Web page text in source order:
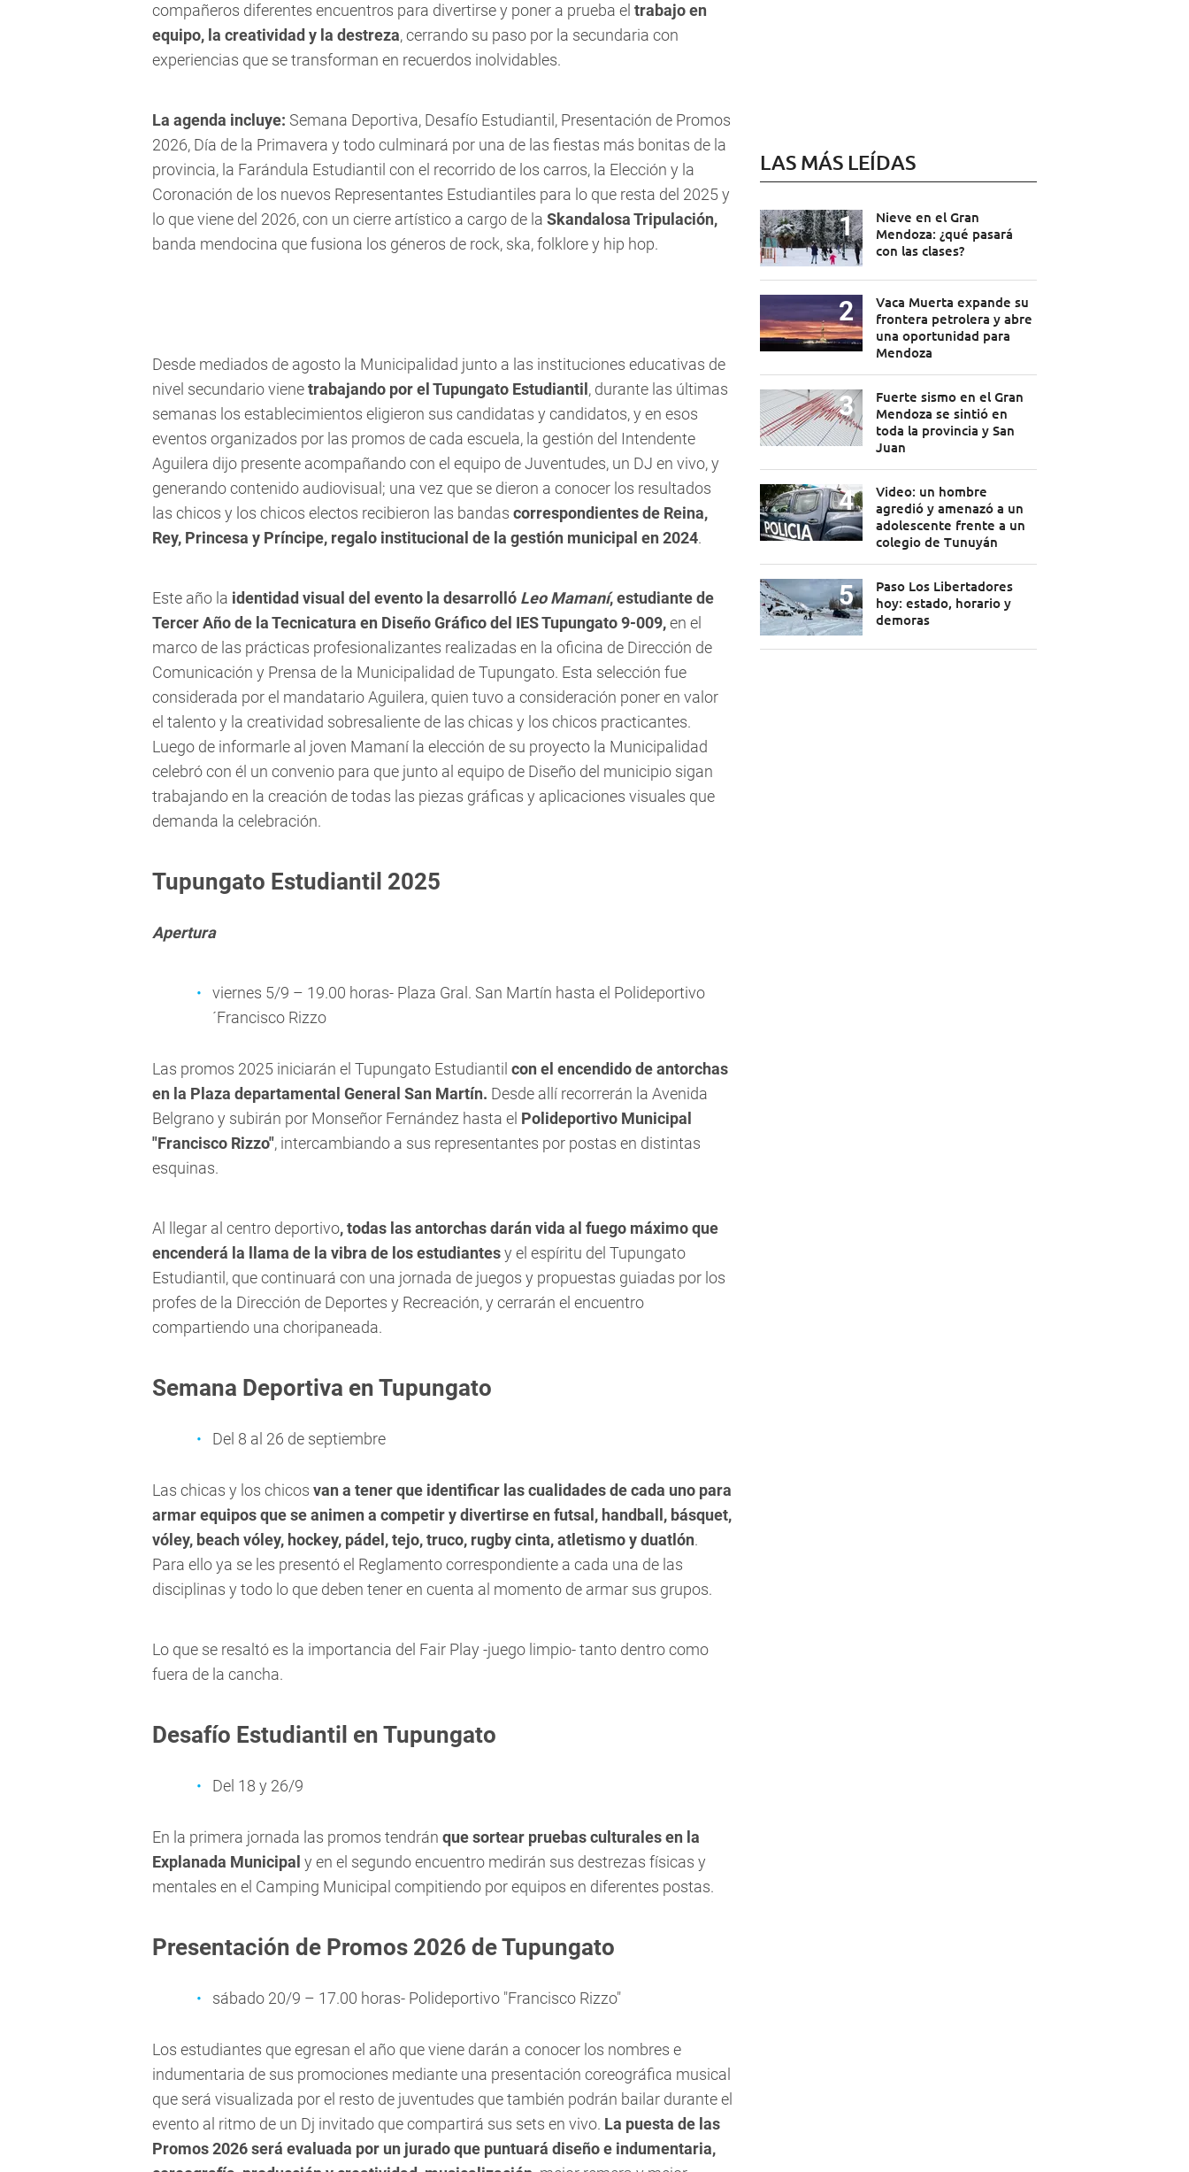
compañeros diferentes encuentros para divertirse y poner a prueba el trabajo en
equipo, la creatividad y la destreza, cerrando su paso por la secundaria con
experiencias que se transforman en recuerdos inolvidables.
La agenda incluye: Semana Deportiva, Desafío Estudiantil, Presentación de Promos
2026, Día de la Primavera y todo culminará por una de las fiestas más bonitas de la
provincia, la Farándula Estudiantil con el recorrido de los carros, la Elección y la
Coronación de los nuevos Representantes Estudiantiles para lo que resta del 2025 y
lo que viene del 2026, con un cierre artístico a cargo de la Skandalosa Tripulación,
banda mendocina que fusiona los géneros de rock, ska, folklore y hip hop.
Desde mediados de agosto la Municipalidad junto a las instituciones educativas de
nivel secundario vienetrabajando por el Tupungato Estudiantil , durante las últimas
semanas los establecimientos eligieron sus candidatas y candidatos, y en esos
eventos organizados por las promos de cada escuela, la gestión del Intendente
Aguilera dijo presente acompañando con el equipo de Juventudes, un DJ en vivo, y
generando contenido audiovisual; una vez que se dieron a conocer los resultados
las chicos y los chicos electos recibieron las bandas correspondientes de Reina,
Rey, Princesa y Príncipe, regalo institucional de la gestión municipal en 2024.
Este año la identidad visual del evento la desarrolló Leo Mamaní, estudiante de
Tercer Año de la Tecnicatura en Diseño Gráfico del IES Tupungato 9-009,en el
marco de las prácticas profesionalizantes realizadas en la oficina de Dirección de
Comunicación y Prensa de la Municipalidad de Tupungato. Esta selección fue
considerada por el mandatario Aguilera, quien tuvo a consideración poner en valor
el talento y la creatividad sobresaliente de las chicas y los chicos practicantes.
Luego de informarle al joven Mamaní la elección de su proyecto la Municipalidad
celebró con él un convenio para que junto al equipo de Diseño del municipio sigan
trabajando en la creación de todas las piezas gráficas y aplicaciones visuales que
demanda la celebración.
Tupungato Estudiantil 2025
Apertura
viernes 5/9 – 19.00 horas- Plaza Gral. San Martín hasta el Polideportivo
´Francisco Rizzo
Las promos 2025 iniciarán el Tupungato Estudiantil con el encendido de antorchas
en la Plaza departamental General San Martín. Desde allí recorrerán la Avenida
Belgrano y subirán por Monseñor Fernández hasta el Polideportivo Municipal
"Francisco Rizzo", intercambiando a sus representantes por postas en distintas
esquinas.
Al llegar al centro deportivo, todas las antorchas darán vida al fuego máximo que
encenderá la llama de la vibra de los estudiantesy el espíritu del Tupungato
Estudiantil, que continuará con una jornada de juegos y propuestas guiadas por los
profes de la Dirección de Deportes y Recreación, y cerrarán el encuentro
compartiendo una choripaneada.
Semana Deportiva en Tupungato
Del 8 al 26 de septiembre
Las chicas y los chicos van a tener que identificar las cualidades de cada uno para
armar equipos que se animen a competir y divertirse en futsal, handball, básquet,
vóley, beach vóley, hockey, pádel, tejo, truco, rugby cinta, atletismo y duatlón.
Para ello ya se les presentó el Reglamento correspondiente a cada una de las
disciplinas y todo lo que deben tener en cuenta al momento de armar sus grupos.
Lo que se resaltó es la importancia del Fair Play -juego limpio- tanto dentro como
fuera de la cancha.
Desafío Estudiantil en Tupungato
Del 18 y 26/9
En la primera jornada las promos tendrán que sortear pruebas culturales en la
Explanada Municipal y en el segundo encuentro medirán sus destrezas físicas y
mentales en el Camping Municipal compitiendo por equipos en diferentes postas.
Presentación de Promos 2026 de Tupungato
sábado 20/9 – 17.00 horas- Polideportivo "Francisco Rizzo"
Los estudiantes que egresan el año que viene darán a conocer los nombres e
indumentaria de sus promociones mediante una presentación coreográfica musical
que será visualizada por el resto de juventudes que también podrán bailar durante el
evento al ritmo de un Dj invitado que compartirá sus sets en vivo. La puesta de las
Promos 2026 será evaluada por un jurado que puntuará diseño e indumentaria,
LAS MÁS LEÍDAS
Nieve en el Gran
Mendoza: ¿qué pasará
con las clases?
Vaca Muerta expande su
frontera petrolera y abre
una oportunidad para
Mendoza
Fuerte sismo en el Gran
Mendoza se sintió en
toda la provincia y San
Juan
Video: un hombre
agredió y amenazó a un
adolescente frente a un
colegio de Tunuyán
Paso Los Libertadores
hoy: estado, horario y
demoras